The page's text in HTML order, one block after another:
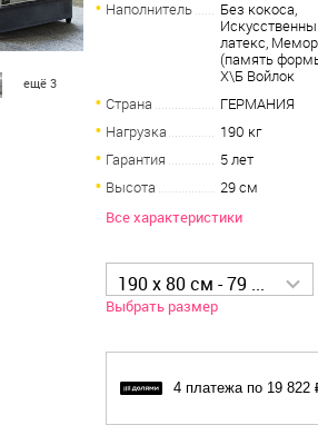
ещё 3
Наполнитель
Без кокоса,
латекс,
(память
Х\Б Войлок
Страна
ГЕРМАНИЯ
Нагрузка
190 кг
Гарантия
5 лет
Высота
29 см
Все характеристики
190 x 80 см - 79 287 р
Выбрать размер
4 платежа по 19 822